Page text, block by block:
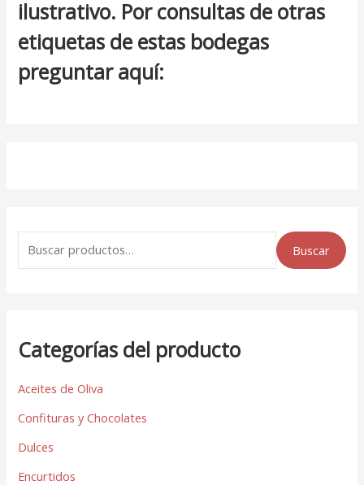
ilustrativo. Por consultas de otras
etiquetas de estas bodegas
preguntar aquí:
Buscar
Categorías del producto
Aceites de Oliva
Confituras y Chocolates
Dulces
Encurtidos